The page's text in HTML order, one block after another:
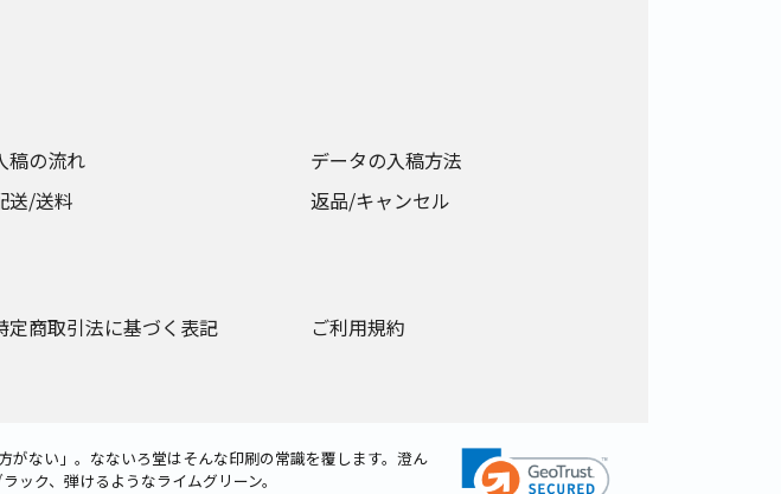
稿の流れ
データの入稿方法
送/送料 返品/キャンセル
定商取引法に基づく表記
ご利用規約
がない」。なないろ堂はそんな印刷の常識を覆します。澄ん
ック、弾けるようなライムグリーン。